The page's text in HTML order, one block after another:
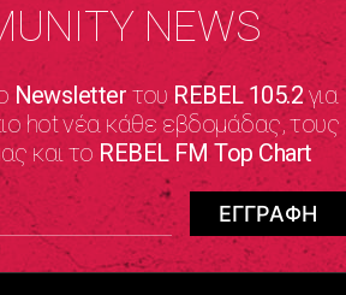
NEWS
NewsletterτουREBEL 105.2για
hot νέα κάθε εβδομάδας, τους
και το REBEL FM Top Chart